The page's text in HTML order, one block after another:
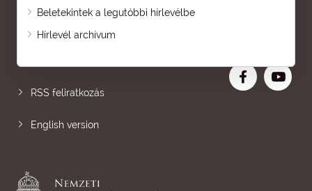
Beletekintek a legutóbbi hírlevélbe
Hírlevél archívum
Oldaltérkép
RSS feliratkozás
English version